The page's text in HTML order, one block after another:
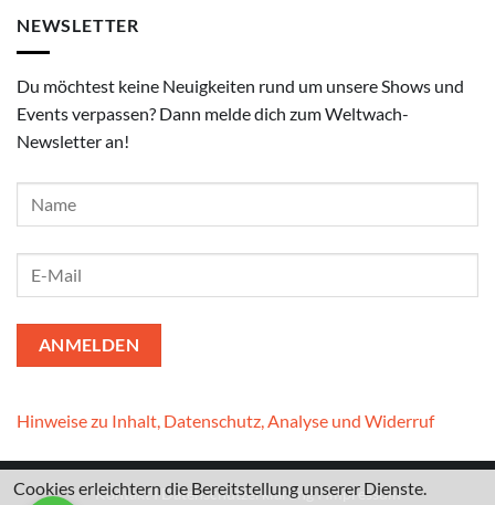
NEWSLETTER
Du möchtest keine Neuigkeiten rund um unsere Shows und
Events verpassen? Dann melde dich zum Weltwach-
Newsletter an!
Hinweise zu Inhalt, Datenschutz, Analyse und Widerruf
KontaktI DatenschutzerklärungIImpressum
Cookies erleichtern die Bereitstellung unserer Dienste.